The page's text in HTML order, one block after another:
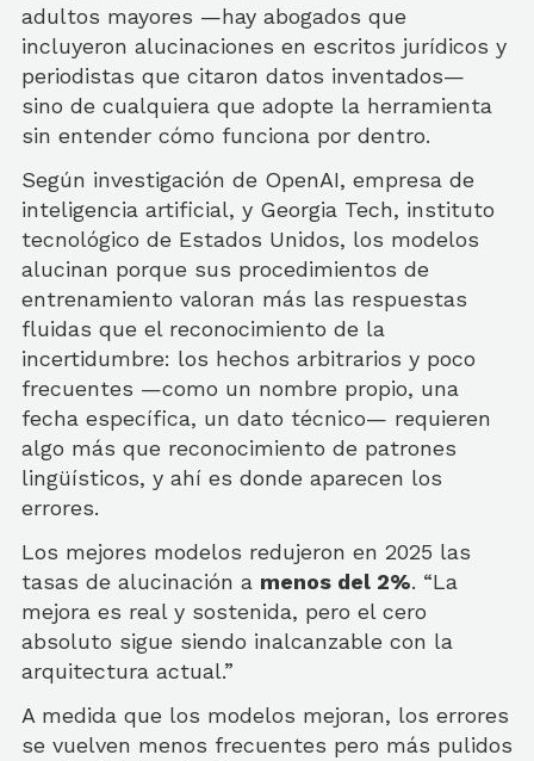
adultos mayores —hay abogados que
incluyeron alucinaciones en escritos jurídicos y
periodistas que citaron datos inventados—
sino de cualquiera que adopte la herramienta
sin entender cómo funciona por dentro.
Según investigación de OpenAI, empresa de
inteligencia artificial, y Georgia Tech, instituto
tecnológico de Estados Unidos, los modelos
alucinan porque sus procedimientos de
entrenamiento valoran más las respuestas
fluidas que el reconocimiento de la
incertidumbre: los hechos arbitrarios y poco
frecuentes —como un nombre propio, una
fecha específica, un dato técnico— requieren
algo más que reconocimiento de patrones
lingüísticos, y ahí es donde aparecen los
errores.
Los mejores modelos redujeron en 2025 las
tasas de alucinación a menos del 2%. “La
mejora es real y sostenida, pero el cero
absoluto sigue siendo inalcanzable con la
arquitectura actual.”
A medida que los modelos mejoran, los errores
se vuelven menos frecuentes pero más pulidos